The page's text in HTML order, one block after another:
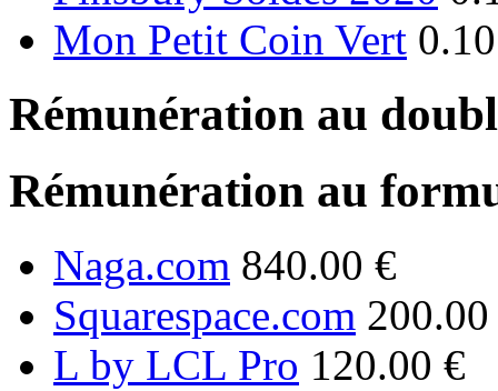
Mon Petit Coin Vert
Rémunération au
Rémunération au
Naga.com 840.00 €
Squarespace.com
L by LCL Pro 120.00 €